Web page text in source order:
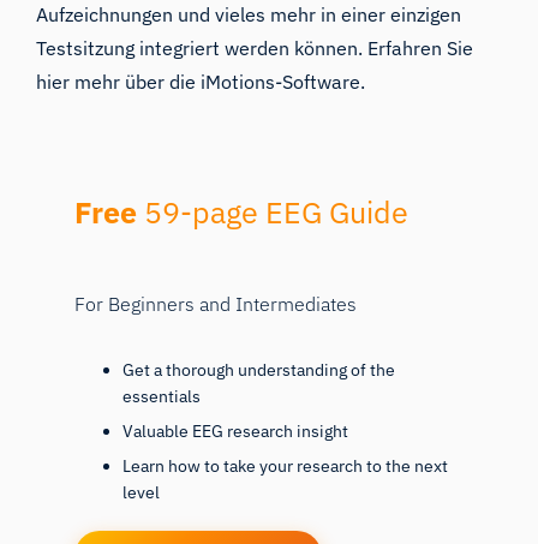
Aufzeichnungen und vieles mehr in einer einzigen
Testsitzung integriert werden können. Erfahren Sie
hier mehr über die iMotions-Software.
Free 59-page EEG Guide
For Beginners and Intermediates
Get a thorough understanding of the
essentials
Valuable EEG research insight
Learn how to take your research to the next
level